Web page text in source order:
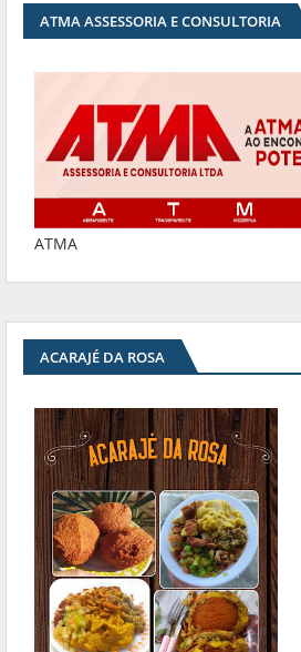
ATMA ASSESSORIA E CONSULTORIA
ATMA
ACARAJÉ DA ROSA